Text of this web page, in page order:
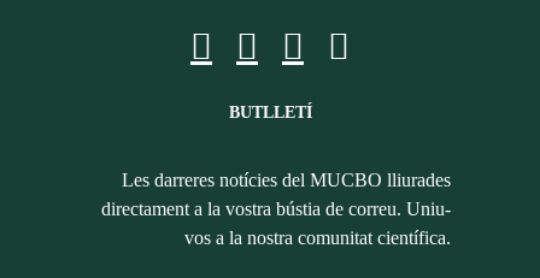
BUTLLETÍ
Les darreres notícies del MUCBO lliurades
directament a la vostra bústia de correu. Uniu-
vos a la nostra comunitat científica.